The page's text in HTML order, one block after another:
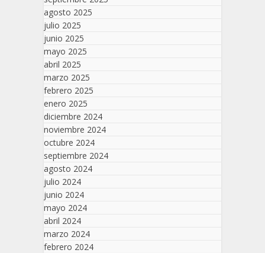
agosto 2025
julio 2025
junio 2025
mayo 2025
abril 2025
marzo 2025
febrero 2025
enero 2025
diciembre 2024
noviembre 2024
octubre 2024
septiembre 2024
agosto 2024
julio 2024
junio 2024
mayo 2024
abril 2024
marzo 2024
febrero 2024